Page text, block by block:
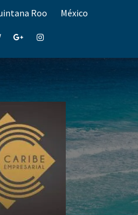
Roo México
Google+Instagram